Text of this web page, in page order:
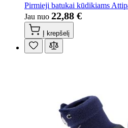
Pirmieji batukai kūdikiams
Jau nuo 22,88 €
Į krepšelį